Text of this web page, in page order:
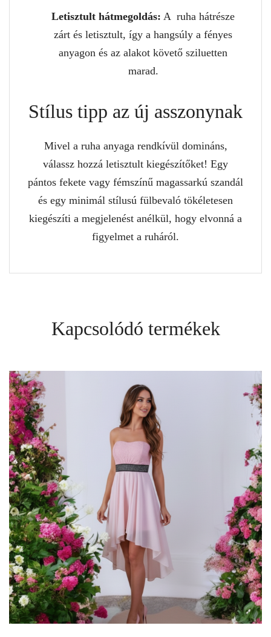
Letisztult hátmegoldás: A ruha hátrésze
zárt és letisztult, így a hangsúly a fényes
anyagon és az alakot követő sziluetten
marad.
Stílus tipp az új asszonynak
Mivel a ruha anyaga rendkívül domináns,
válassz hozzá letisztult kiegészítőket! Egy
pántos fekete vagy fémszínű magassarkú szandál
és egy minimál stílusú fülbevaló tökéletesen
kiegészíti a megjelenést anélkül, hogy elvonná a
figyelmet a ruháról.
Kapcsolódó termékek